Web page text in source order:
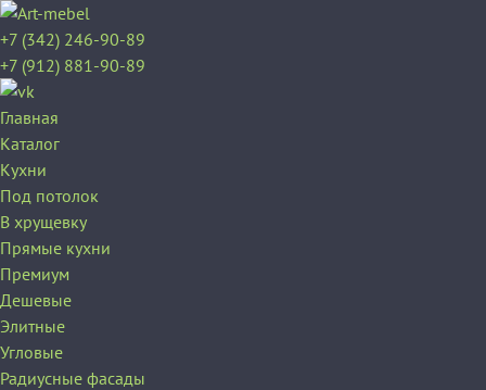
+7 (342) 246-90-89
+7 (912) 881-90-89
Главная
Каталог
Кухни
Под потолок
В хрущевку
Прямые кухни
Премиум
Дешевые
Элитные
Угловые
Радиусные фасады